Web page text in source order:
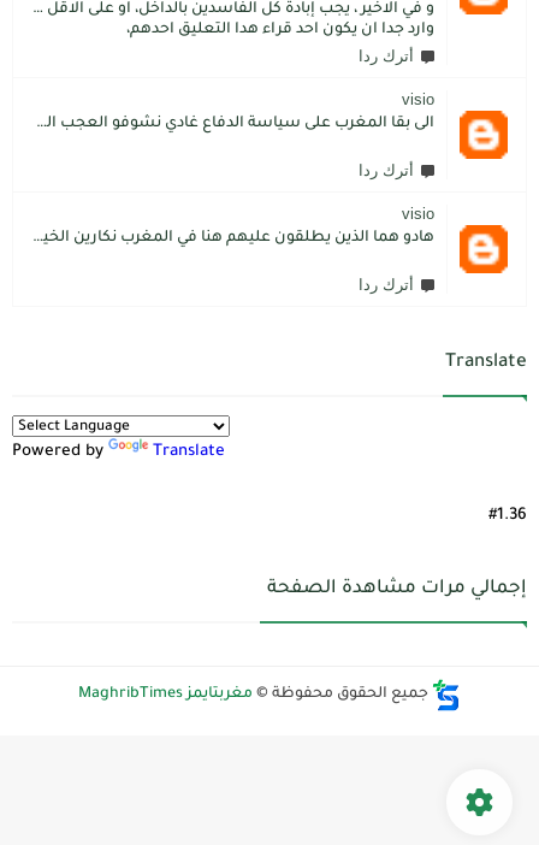
و في الاخير ، يجب إبادة كل الفاسدين بالداخل، او على الاقل كما فعل محمد بن سلمان: قم بتسليم الاموال المنهوبة او المشنقة(حرفيا)، فقط هم بضعة آلاف ليسوا كُثر.
وارد جدا ان يكون احد قراء هدا التعليق احدهم،
أترك ردا
visio
الى بقا المغرب على سياسة الدفاع غادي نشوفو العجب المعجب من دولة الكبرانات.. دولة ما عندها تاريخ كاتسرق تراتنا ، اراضبنا و تاريخنا و حنا جالسين كانتسناو في الامم المتحدة تعطينا حل و الواقع هو كل عام مشكلتنا كاتعقد مع دولة الشر.. فرنسا اكبر شيطان من مازال حطا صبعها في شمال افريقيا، كانزيدو مشكل على مشكل اللهم كبرها تصغار .. الانسان هو لي يموت على ولادو و على ارضو
أترك ردا
visio
هادو هما الذين يطلقون عليهم هنا في المغرب نكارين الخير.كما يقول المثل المغربي دير الخير في الرجال تلقاه لاديرو فالشماتة راه يتوضر .لكن الخير دائما يعلو على الشر./.
أترك ردا
Translate
Powered by Translate
#1.36
إجمالي مرات مشاهدة الصفحة
جميع الحقوق محفوظة © مغربتايمز MaghribTimes